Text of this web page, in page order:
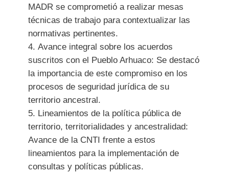
MADR se comprometió a realizar mesas
técnicas de trabajo para contextualizar las
normativas pertinentes.
Avance integral sobre los acuerdos
suscritos con el Pueblo Arhuaco: Se destacó
la importancia de este compromiso en los
procesos de seguridad jurídica de su
territorio ancestral.
Lineamientos de la política pública de
territorio, territorialidades y ancestralidad:
Avance de la CNTI frente a estos
lineamientos para la implementación de
consultas y políticas públicas.